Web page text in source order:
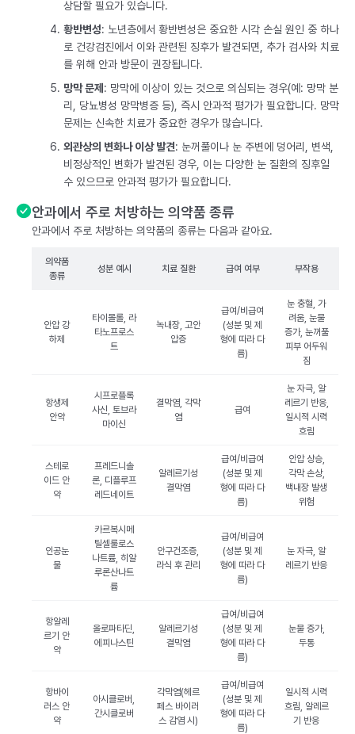
상담할 필요가 있습니다.
황반변성: 노년층에서 황반변성은 중요한 시각 손실 원인 중 하나
로 건강검진에서 이와 관련된 징후가 발견되면, 추가 검사와 치료
를 위해 안과 방문이 권장됩니다.
망막 문제 : 망막에 이상이 있는 것으로 의심되는 경우(예: 망막 분
리, 당뇨병성 망막병증 등), 즉시 안과적 평가가 필요합니다. 망막
문제는 신속한 치료가 중요한 경우가 많습니다.
외관상의 변화나 이상 발견: 눈꺼풀이나 눈 주변에 덩어리, 변색,
비정상적인 변화가 발견된 경우, 이는 다양한 눈 질환의 징후일
수 있으므로 안과적 평가가 필요합니다.
안과에서 주로 처방하는 의약품 종류
안과에서 주로 처방하는 의약품의 종류는 다음과 같아요.
의약품
종류
성분 예시 치료 질환 급여 여부 부작용
안압 강
하제
타이몰롤, 라
타노프로스
트
녹내장, 고안
압증
급여/비급여
(성분 및 제
형에 따라 다
름)
눈 충혈, 가
려움, 눈물
증가, 눈꺼풀
피부 어두워
짐
항생제
안약
시프로플록
사신, 토브라
마이신
결막염, 각막
염
급여
눈 자극, 알
레르기 반응,
일시적 시력
흐림
스테로
이드 안
약
프레드니솔
론, 디플루프
레드네이트
알레르기성
결막염
급여/비급여
(성분 및 제
형에 따라 다
름)
안압 상승,
각막 손상,
백내장 발생
위험
인공눈
물
카르복시메
틸셀룰로스
나트륨, 히알
루론산나트
륨
안구건조증,
라식 후 관리
급여/비급여
(성분 및 제
형에 따라 다
름)
눈 자극, 알
레르기 반응
항알레
르기 안
약
올로파타딘,
에피나스틴
알레르기성
결막염
급여/비급여
(성분 및 제
형에 따라 다
름)
눈물 증가,
두통
항바이
러스 안
약
아시클로버,
간시클로버
각막염(헤르
페스 바이러
스 감염 시)
급여/비급여
(성분 및 제
형에 따라 다
름)
일시적 시력
흐림, 알레르
기 반응